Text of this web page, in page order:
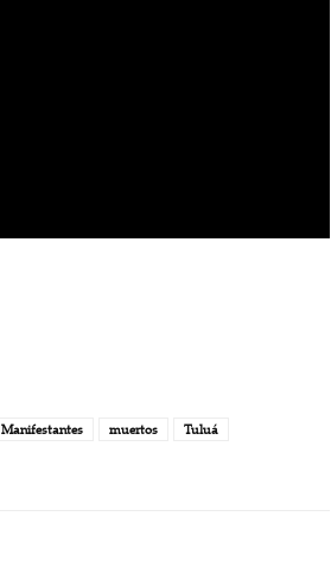
Manifestantes muertos
Tuluá